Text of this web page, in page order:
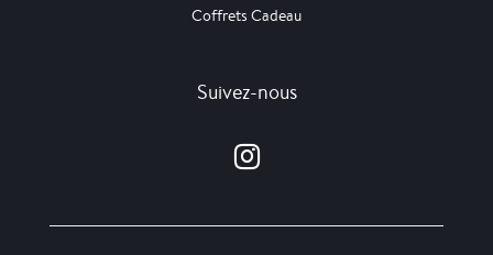
Coffrets Cadeau
Suivez-nous